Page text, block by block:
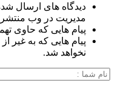
دیدگاه های ارسال
مدیریت در وب
پیام هایی که حاوی
پیام هایی که به غیر
نخواهد شد.